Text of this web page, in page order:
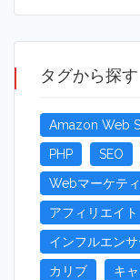
タグから探す
Amazon Web
PHP
SEO
Webマーケテ
アフィリエイト
インフルエン
カリブ
キ